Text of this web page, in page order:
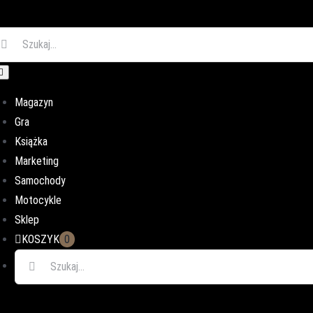
Magazyn
Gra
Książka
Marketing
Samochody
Motocykle
Sklep
KOSZYK 0